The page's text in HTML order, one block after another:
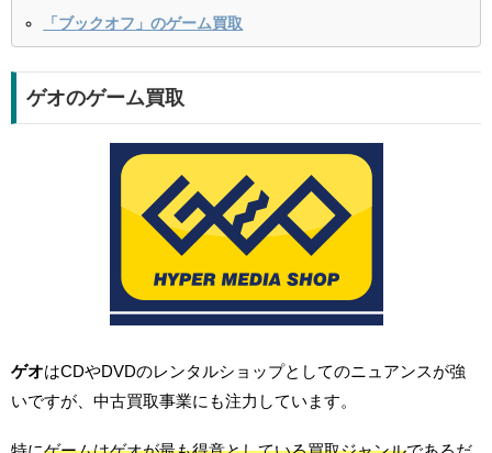
「ブックオフ」のゲーム買取
ゲオのゲーム買取
ゲオはCDやDVDのレンタルショップとしてのニュアンスが強
いですが、中古買取事業にも注力しています。